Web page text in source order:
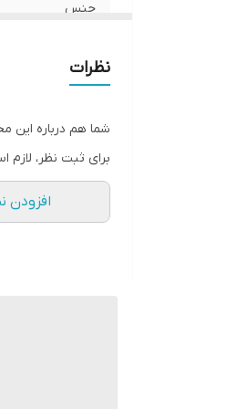
جنس
نظرات
شما هم درباره این
برای ثبت نظر، لازم
افزودن